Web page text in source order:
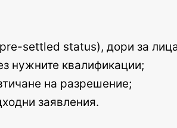
settled status), дори за
нужните квалификации;
на разрешение;
заявления.